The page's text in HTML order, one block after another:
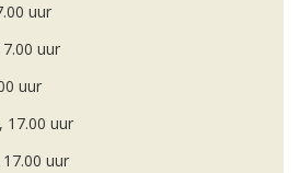
uur
uur
uur
17.00 uur
uur